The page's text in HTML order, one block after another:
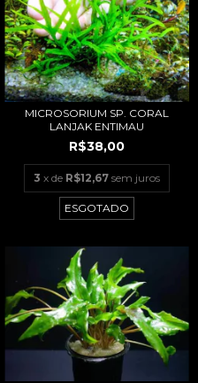
MICROSORIUM SP. CORAL
LANJAK ENTIMAU
R$38,00
3 x de R$12,67 sem juros
ESGOTADO